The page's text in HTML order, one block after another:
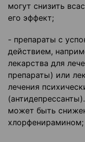
могут снизить
его эффект;
- препараты с
действием,
лекарства для
препараты) или
лечения
может быть
хлорфенирамином;